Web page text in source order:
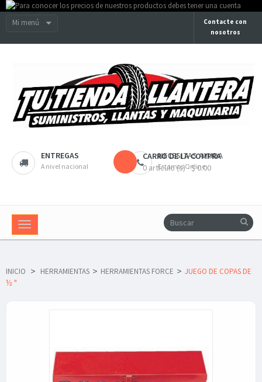
Mi menú
Contacte con
nosotros
ENTREGAS
A nivel nacional
NECESITAS AYUDA
Estamos Online
CARRO DE LA COMPRA
0 artículo (s) - $ 0.00
Navegación
Toggle
INICIO > HERRAMIENTAS > HERRAMIENTAS FORCE > JUEGO DE COPAS DE
½ "